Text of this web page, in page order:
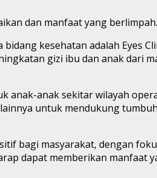
dan manfaat yang
kesehatan adalah Eyes
gizi ibu dan anak dari
anak sekitar wilayah
untuk mendukung
bagi masyarakat, dengan
dapat memberikan manfaat